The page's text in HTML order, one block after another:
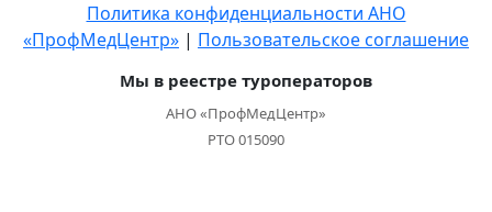
Политика конфиденциальности АНО
«ПрофМедЦентр» | Пользовательское соглашение
Мы в реестре туроператоров
АНО «ПрофМедЦентр»
РТО 015090